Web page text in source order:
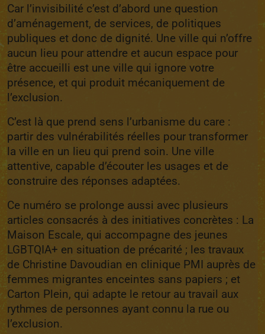
Car l’invisibilité c’est d’abord une question
d’aménagement, de services, de politiques
publiques et donc de dignité. Une ville qui n’offre
aucun lieu pour attendre et aucun espace pour
être accueilli est une ville qui ignore votre
présence, et qui produit mécaniquement de
l’exclusion.
C’est là que prend sens l’urbanisme du care :
partir des vulnérabilités réelles pour transformer
la ville en un lieu qui prend soin. Une ville
attentive, capable d’écouter les usages et de
construire des réponses adaptées.
Ce numéro se prolonge aussi avec plusieurs
articles consacrés à des initiatives concrètes : La
Maison Escale, qui accompagne des jeunes
LGBTQIA+ en situation de précarité ; les travaux
de Christine Davoudian en clinique PMI auprès de
femmes migrantes enceintes sans papiers ; et
Carton Plein, qui adapte le retour au travail aux
rythmes de personnes ayant connu la rue ou
l’exclusion.